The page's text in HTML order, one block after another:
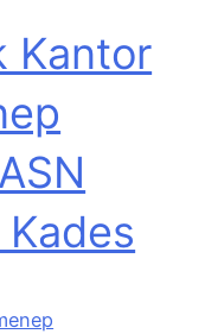
Kantor